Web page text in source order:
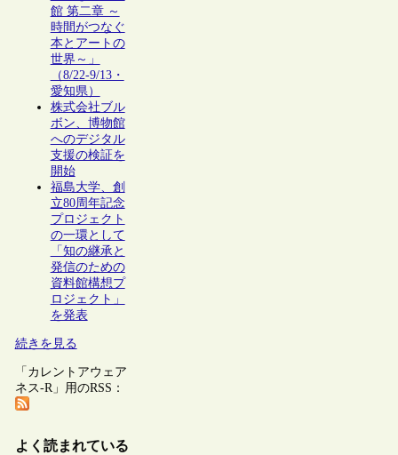
館 第二章 ～
時間がつなぐ
本とアートの
世界～」
（8/22-9/13・
愛知県）
株式会社ブル
ボン、博物館
へのデジタル
支援の検証を
開始
福島大学、創
立80周年記念
プロジェクト
の一環として
「知の継承と
発信のための
資料館構想プ
ロジェクト」
を発表
続きを見る
「カレントアウェア
ネス-R」用のRSS：
よく読まれている